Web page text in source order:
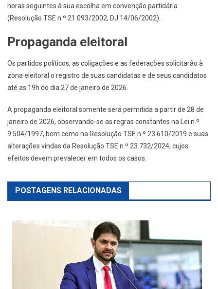
horas seguintes à sua escolha em convenção partidária
(Resolução TSE n.º 21.093/2002, DJ 14/06/2002).
Propaganda eleitoral
Os partidos políticos, as coligações e as federações solicitarão à
zona eleitoral o registro de suas candidatas e de seus candidatos
até as 19h do dia 27 de janeiro de 2026.
A propaganda eleitoral somente será permitida a partir de 28 de
janeiro de 2026, observando-se as regras constantes na Lei n.º
9.504/1997, bem como na Resolução TSE n.º 23.610/2019 e suas
alterações vindas da Resolução TSE n.º 23.732/2024, cujos
efeitos devem prevalecer em todos os casos.
POSTAGENS RELACIONADAS